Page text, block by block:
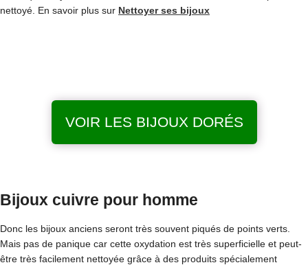
nettoyé. En savoir plus sur Nettoyer ses bijoux
VOIR LES BIJOUX DORÉS
Bijoux cuivre pour homme
Donc les bijoux anciens seront très souvent piqués de points verts.
Mais pas de panique car cette oxydation est très superficielle et peut-
être très facilement nettoyée grâce à des produits spécialement